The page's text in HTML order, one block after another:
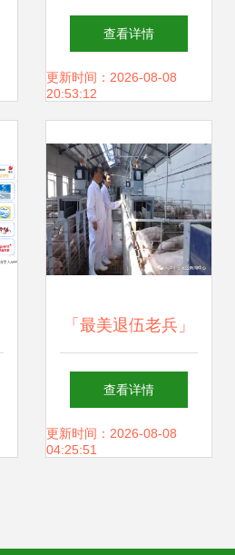
牧渔业饲料专项执
法检查 守护群
查看详情
更新时间：2026-08-08
20:53:12
「最美退伍老兵」
刘连国 致富不忘乡
亲，真情回报社会
查看详情
更新时间：2026-08-08
04:25:51